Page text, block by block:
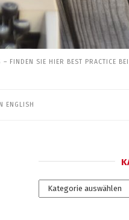
FINDEN SIE HIER BEST PRACTICE
ENGLISH
Kategorien